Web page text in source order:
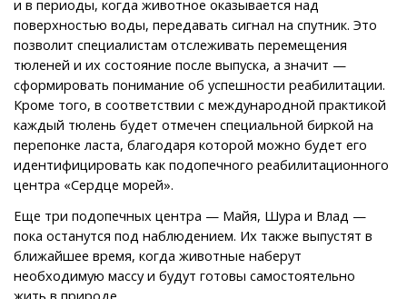
и в периоды, когда животное оказывается над
поверхностью воды, передавать сигнал на спутник. Это
позволит специалистам отслеживать перемещения
тюленей и их состояние после выпуска, а значит —
сформировать понимание об успешности реабилитации.
Кроме того, в соответствии с международной практикой
каждый тюлень будет отмечен специальной биркой на
перепонке ласта, благодаря которой можно будет его
идентифицировать как подопечного реабилитационного
центра «Сердце морей».
Еще три подопечных центра — Майя, Шура и Влад —
пока останутся под наблюдением. Их также выпустят в
ближайшее время, когда животные наберут
необходимую массу и будут готовы самостоятельно